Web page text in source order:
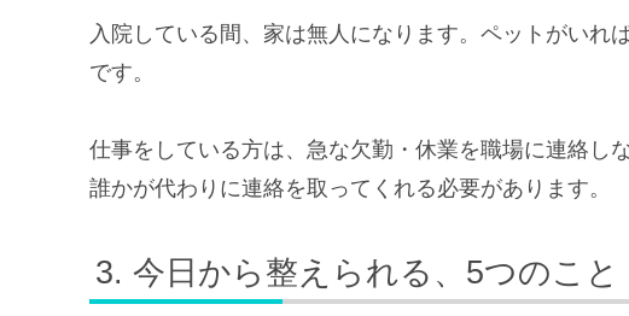
入院している間、家は無人になります。ペットがいれ
です。
仕事をしている方は、急な欠勤・休業を職場に連絡し
誰かが代わりに連絡を取ってくれる必要があります。
今日から整えられる、5つのこと